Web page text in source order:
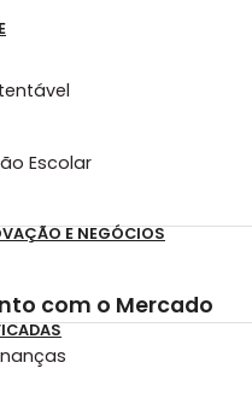
Escolar
E NEGÓCIOS
com o Mercado